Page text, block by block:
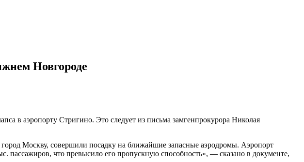
Новгороде
в аэропорту Стригино. Это следует из письма замгенпрокурора Николая
Москву, совершили посадку на ближайшие запасные аэродромы. Аэропорт
пассажиров, что превысило его пропускную способность», — сказано в документе,